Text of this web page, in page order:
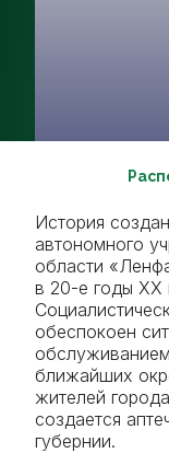
История
автономного
области
в 20-е годы XX
обеспокоен
ближайших
жителей
создается
губернии.